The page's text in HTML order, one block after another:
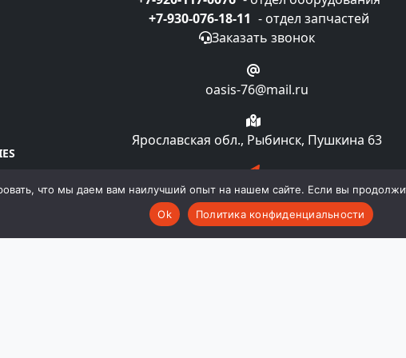
+7-930-076-18-11 - отдел запчастей
Заказать звонок
oasis-76@mail.ru
Ярославская обл., Рыбинск, Пушкина 63
Подписка на рассылку
что мы даем вам наилучший опыт на нашем сайте. Если вы
Ok
Политика конфиденциальности